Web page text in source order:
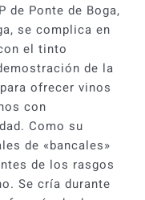
de Ponte de Boga,
se complica en
el tinto
de la
ofrecer vinos
con
Como su
de «bancales»
de los rasgos
Se cría durante